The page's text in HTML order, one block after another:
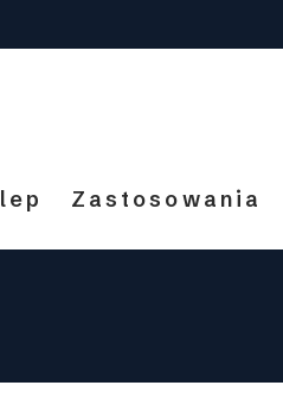
Zastosowania